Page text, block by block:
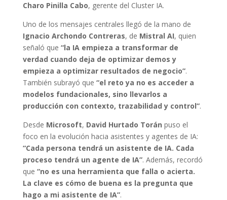
Charo Pinilla Cabo, gerente del Cluster IA.
Uno de los mensajes centrales llegó de la mano de
Ignacio Archondo Contreras, de Mistral AI, quien
señaló que “la IA empieza a transformar de
verdad cuando deja de optimizar demos y
empieza a optimizar resultados de negocio”.
También subrayó que “el reto ya no es acceder a
modelos fundacionales, sino llevarlos a
producción con contexto, trazabilidad y control”.
Desde Microsoft, David Hurtado Torán puso el
foco en la evolución hacia asistentes y agentes de IA:
“Cada persona tendrá un asistente de IA. Cada
proceso tendrá un agente de IA”. Además, recordó
que “no es una herramienta que falla o acierta.
La clave es cómo de buena es la pregunta que
hago a mi asistente de IA”.